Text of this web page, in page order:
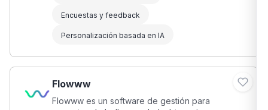
Encuestas y feedback
Personalización basada en IA
Flowww
Flowww es un software de gestión para